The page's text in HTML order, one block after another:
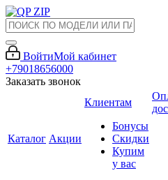
ВойтиМой кабинет
+79018656000
Заказать звонок
Каталог Акции
Клиентам
Бонусы
Скидки
Купим
у вас